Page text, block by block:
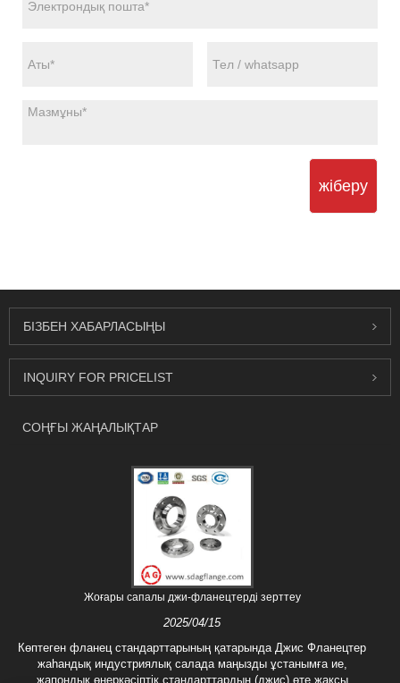
жіберу
БІЗБЕН ХАБАРЛАСЫҢЫ
INQUIRY FOR PRICELIST
СОҢҒЫ ЖАҢАЛЫҚТАР
Жоғары сапалы джи-фланецтерді зерттеу
2025/04/15
Көптеген фланец стандарттарының қатарында Джис Фланецтер
жаһандық индустриялық салада маңызды ұстанымға ие,
жапондық өнеркәсіптік стандарттардың (джис) өте жақсы